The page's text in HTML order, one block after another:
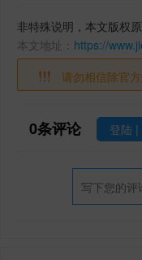
非特殊说明，本文版权
本文地址： https://
请勿相信除官
0条评论 登陆 |